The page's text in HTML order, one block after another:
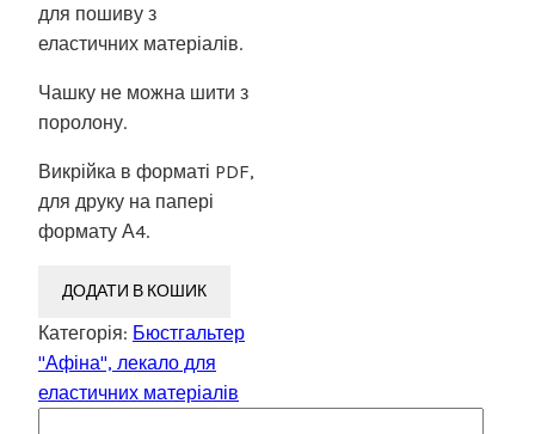
для пошиву з
еластичних матеріалів.
Чашку не можна шити з
поролону.
Викрійка в форматі PDF,
для друку на папері
формату А4.
ДОДАТИ В КОШИК
Категорія: Бюстгальтер
"Афіна", лекало для
еластичних матеріалів